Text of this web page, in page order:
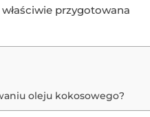
przygotowana
oleju kokosowego?